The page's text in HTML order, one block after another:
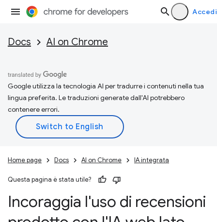
Accedi
Docs AI on Chrome
Google utilizza la tecnologia AI per tradurre i contenuti nella tua
lingua preferita. Le traduzioni generate dall'AI potrebbero
contenere errori.
Home page Docs AI on Chrome IA integrata
Questa pagina è stata utile?
Incoraggia l'uso di recensioni